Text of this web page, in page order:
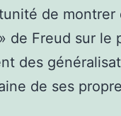
de montrer
de Freud sur le
des
de ses